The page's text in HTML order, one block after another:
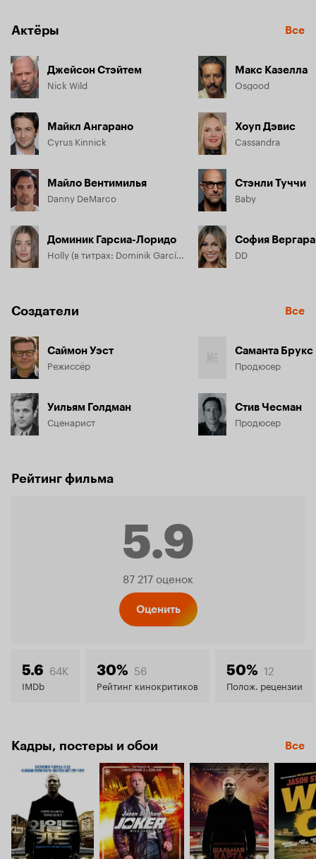
Актёры Все
Джейсон Стэйтем
Nick Wild
Майкл Ангарано
Cyrus Kinnick
Майло Вентимилья
Danny DeMarco
Доминик Гарсиа-Лоридо
Макс Казелла
Osgood
Хоуп Дэвис
Cassandra
Стэнли Туччи
Baby
София Вергара
DD
Создатели Все
Саймон Уэст
Режиссёр
Уильям Голдман
Сценарист
Саманта Брукс
Продюсер
Стив Чесман
Продюсер
Рейтинг фильма
5.9
Рейтинг
5.9
87 217 оценок
Оценить
5.6 64K
IMDb
30% 56
Рейтинг кинокритиков
50% 12
Полож. рецензии
Кадры, постеры и обои Все